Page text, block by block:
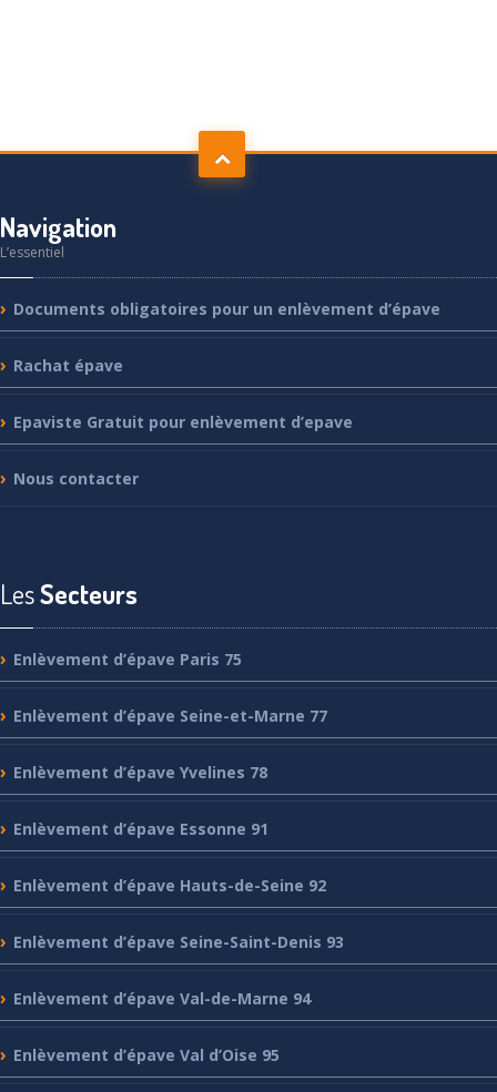
Navigation
L’essentiel
Documents obligatoires pour un enlèvement d’épave
Rachat épave
Epaviste Gratuit pour enlèvement d’epave
Nous contacter
LesSecteurs
Enlèvement d’épave Paris 75
Enlèvement d’épave Seine-et-Marne 77
Enlèvement d’épave Yvelines 78
Enlèvement d’épave Essonne 91
Enlèvement d’épave Hauts-de-Seine 92
Enlèvement d’épave Seine-Saint-Denis 93
Enlèvement d’épave Val-de-Marne 94
Enlèvement d’épave Val d’Oise 95